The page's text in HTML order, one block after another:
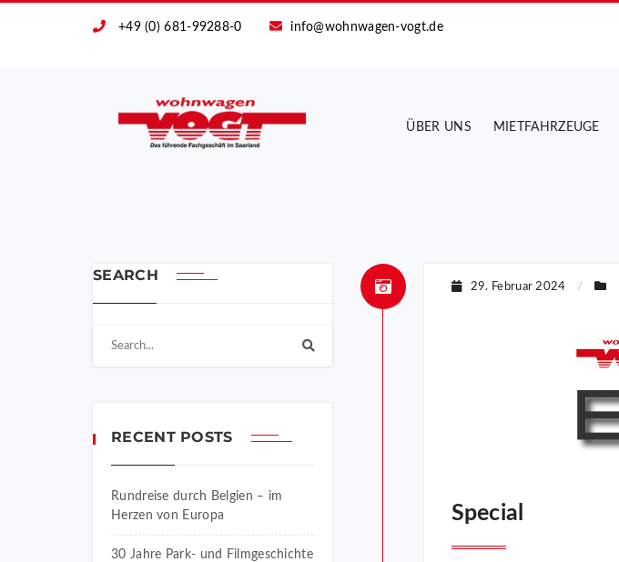
+49 (0) 681-99288-0 info@wohnwagen-vogt.de
ÜBER UNS MIETFAHRZEUGE
SEARCH
RECENT POSTS
Rundreise durch Belgien – im
Herzen von Europa
30 Jahre Park- und Filmgeschichte
29. Februar 2024 /
Special